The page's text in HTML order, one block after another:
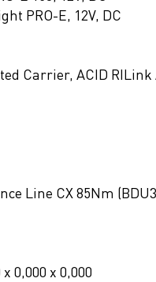
PRO-E, 12V, DC
Carrier, ACID
Line CX 85Nm
x 0,000 x 0,000